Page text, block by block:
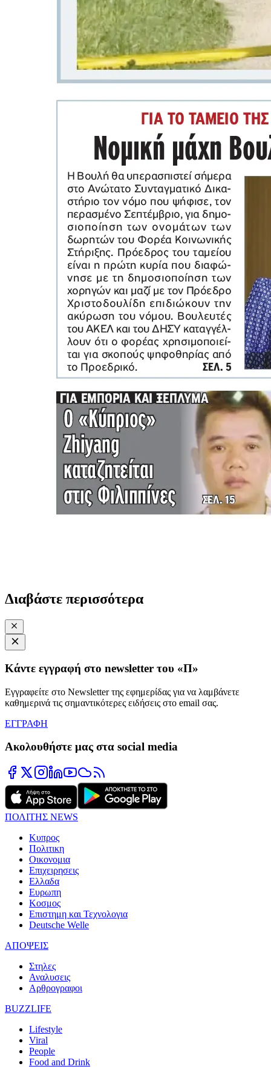
Διαβάστε περισσότερα
Κάντε εγγραφή στο newsletter του «Π»
Εγγραφείτε στο Newsletter της εφημερίδας για να λαμβάνετε
καθημερινά τις σημαντικότερες ειδήσεις στο email σας.
ΕΓΓΡΑΦΗ
Ακολουθήστε μας στα social media
ΠΟΛΙΤΗΣ NEWS
Κυπρος
Πολιτικη
Οικονομια
Επιχειρησεις
Ελλαδα
Ευρωπη
Κοσμος
Επιστημη και Τεχνολογια
Deutsche Welle
ΑΠΟΨΕΙΣ
Στηλες
Αναλυσεις
Αρθρογραφοι
BUZZLIFE
Lifestyle
Viral
People
Food and Drink